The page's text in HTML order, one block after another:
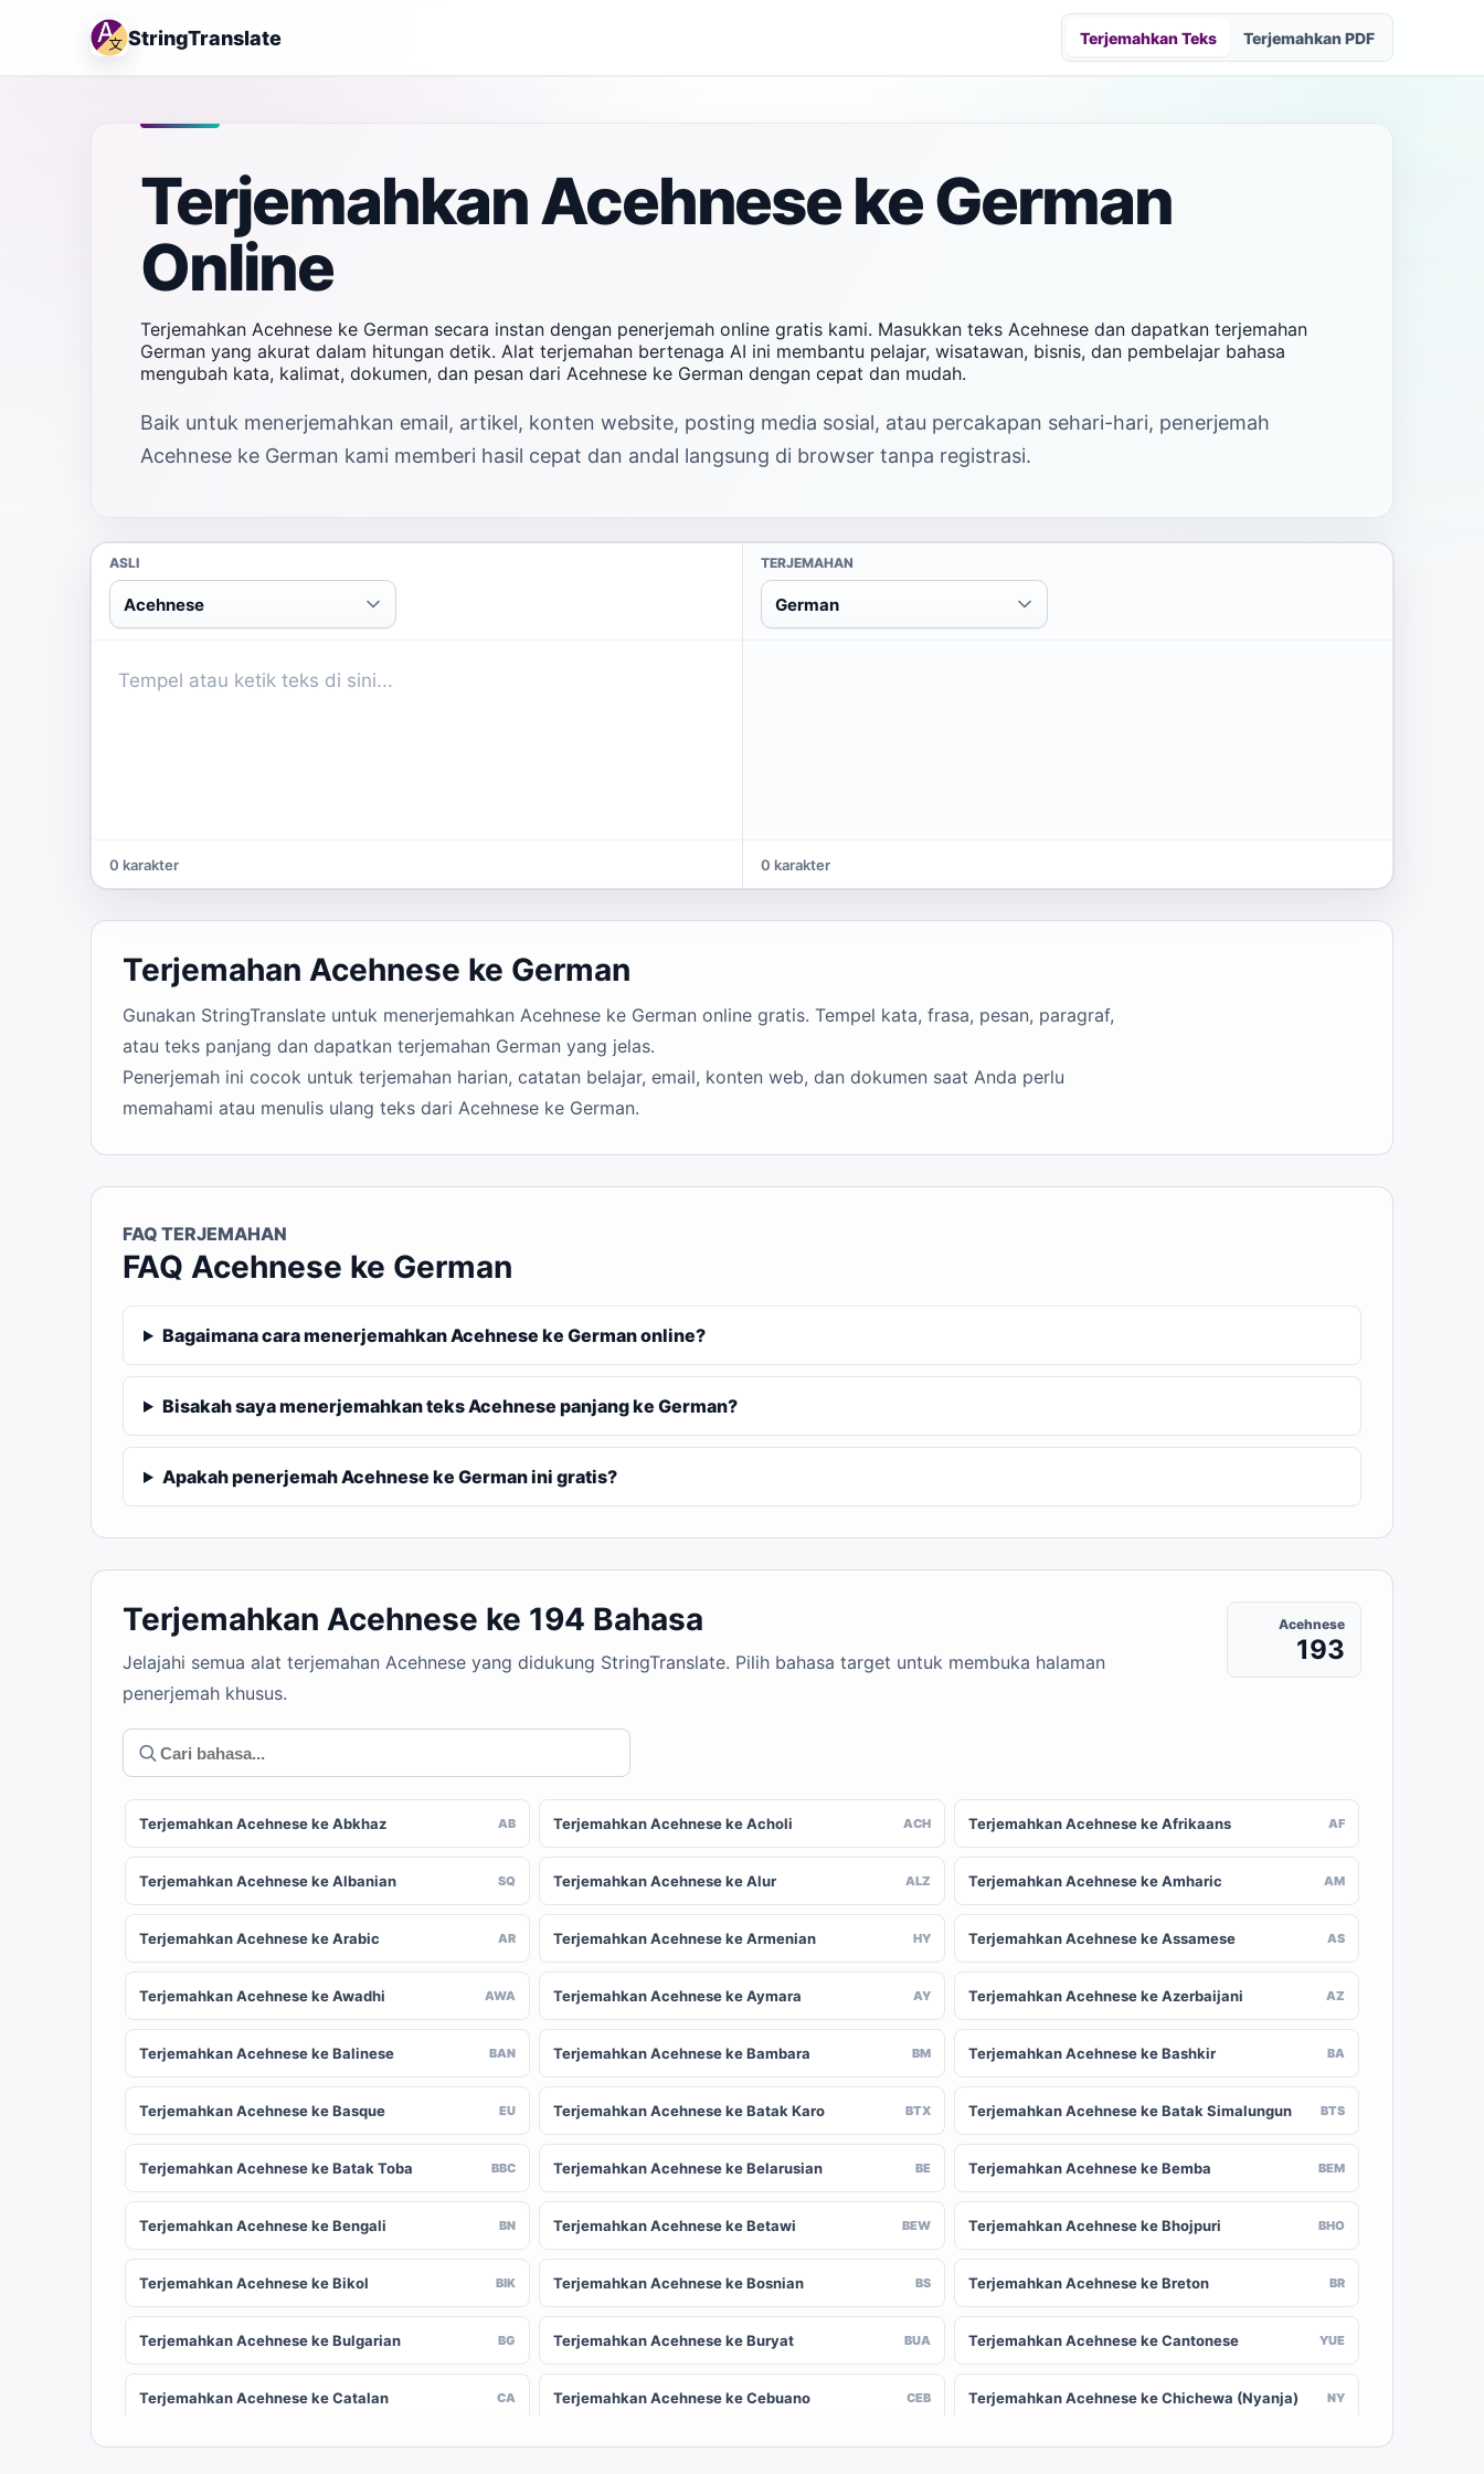
StringTranslate Terjemahkan Teks Terjemahkan PDF
Terjemahkan Acehnese ke German
Online
Terjemahkan Acehnese ke German secara instan dengan penerjemah online gratis kami. Masukkan teks Acehnese dan dapatkan terjemahan
German yang akurat dalam hitungan detik. Alat terjemahan bertenaga AI ini membantu pelajar, wisatawan, bisnis, dan pembelajar bahasa
mengubah kata, kalimat, dokumen, dan pesan dari Acehnese ke German dengan cepat dan mudah.
Baik untuk menerjemahkan email, artikel, konten website, posting media sosial, atau percakapan sehari-hari, penerjemah
Acehnese ke German kami memberi hasil cepat dan andal langsung di browser tanpa registrasi.
ASLI
Acehnese
0 karakter
TERJEMAHAN
German
0 karakter
Terjemahan Acehnese ke German
Gunakan StringTranslate untuk menerjemahkan Acehnese ke German online gratis. Tempel kata, frasa, pesan, paragraf,
atau teks panjang dan dapatkan terjemahan German yang jelas.
Penerjemah ini cocok untuk terjemahan harian, catatan belajar, email, konten web, dan dokumen saat Anda perlu
memahami atau menulis ulang teks dari Acehnese ke German.
FAQ TERJEMAHAN
FAQ Acehnese ke German
Bagaimana cara menerjemahkan Acehnese ke German online?
Bisakah saya menerjemahkan teks Acehnese panjang ke German?
Apakah penerjemah Acehnese ke German ini gratis?
Terjemahkan Acehnese ke 194 Bahasa
Jelajahi semua alat terjemahan Acehnese yang didukung StringTranslate. Pilih bahasa target untuk membuka halaman
penerjemah khusus.
Acehnese
193
Terjemahkan Acehnese ke Abkhaz AB Terjemahkan Acehnese ke Acholi ACH Terjemahkan Acehnese ke Afrikaans AF
Terjemahkan Acehnese ke Albanian SQ Terjemahkan Acehnese ke Alur ALZ Terjemahkan Acehnese ke Amharic AM
Terjemahkan Acehnese ke Arabic AR Terjemahkan Acehnese ke Armenian HY Terjemahkan Acehnese ke Assamese AS
Terjemahkan Acehnese ke Awadhi AWA Terjemahkan Acehnese ke Aymara AY Terjemahkan Acehnese ke Azerbaijani AZ
Terjemahkan Acehnese ke Balinese BAN Terjemahkan Acehnese ke Bambara BM Terjemahkan Acehnese ke Bashkir BA
Terjemahkan Acehnese ke Basque EU Terjemahkan Acehnese ke Batak Karo BTX Terjemahkan Acehnese ke Batak Simalungun BTS
Terjemahkan Acehnese ke Batak Toba BBC Terjemahkan Acehnese ke Belarusian BE Terjemahkan Acehnese ke Bemba BEM
Terjemahkan Acehnese ke Bengali BN Terjemahkan Acehnese ke Betawi BEW Terjemahkan Acehnese ke Bhojpuri BHO
Terjemahkan Acehnese ke Bikol BIK Terjemahkan Acehnese ke Bosnian BS Terjemahkan Acehnese ke Breton BR
Terjemahkan Acehnese ke Bulgarian BG Terjemahkan Acehnese ke Buryat BUA Terjemahkan Acehnese ke Cantonese YUE
Terjemahkan Acehnese ke Catalan CA Terjemahkan Acehnese ke Cebuano CEB Terjemahkan Acehnese ke Chichewa (Nyanja) NY
Terjemahkan Acehnese ke Chinese
Terjemahkan Acehnese ke Chinese